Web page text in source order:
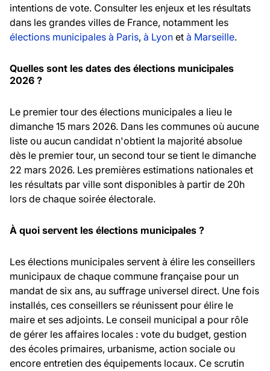
intentions de vote. Consulter les enjeux et les résultats
dans les grandes villes de France, notamment les
élections municipales à Paris, à Lyon et à Marseille.
Quelles sont les dates des élections municipales
2026 ?
Le premier tour des élections municipales a lieu le
dimanche 15 mars 2026. Dans les communes où aucune
liste ou aucun candidat n'obtient la majorité absolue
dès le premier tour, un second tour se tient le dimanche
22 mars 2026. Les premières estimations nationales et
les résultats par ville sont disponibles à partir de 20h
lors de chaque soirée électorale.
À quoi servent les élections municipales ?
Les élections municipales servent à élire les conseillers
municipaux de chaque commune française pour un
mandat de six ans, au suffrage universel direct. Une fois
installés, ces conseillers se réunissent pour élire le
maire et ses adjoints. Le conseil municipal a pour rôle
de gérer les affaires locales : vote du budget, gestion
des écoles primaires, urbanisme, action sociale ou
encore entretien des équipements locaux. Ce scrutin